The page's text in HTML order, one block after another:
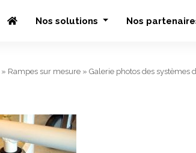
Nos solutions Nos
» Rampes sur mesure » Galerie photos des systèmes